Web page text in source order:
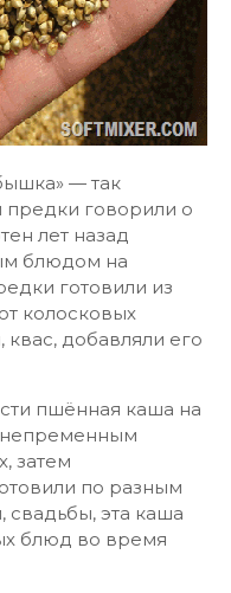
— так
предки говорили о
лет назад
блюдом на
готовили из
колосковых
добавляли его
пшённая каша на
непременным
затем
по разным
свадьбы, эта каша
блюд во время